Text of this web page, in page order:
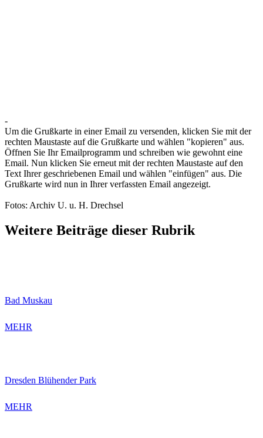
-
Um die Grußkarte in einer Email zu versenden, klicken Sie mit der
rechten Maustaste auf die Grußkarte und wählen "kopieren" aus.
Öffnen Sie Ihr Emailprogramm und schreiben wie gewohnt eine
Email. Nun klicken Sie erneut mit der rechten Maustaste auf den
Text Ihrer geschriebenen Email und wählen "einfügen" aus. Die
Grußkarte wird nun in Ihrer verfassten Email angezeigt.
Fotos: Archiv U. u. H. Drechsel
Weitere Beiträge dieser Rubrik
Bad Muskau
MEHR
Dresden Blühender Park
MEHR